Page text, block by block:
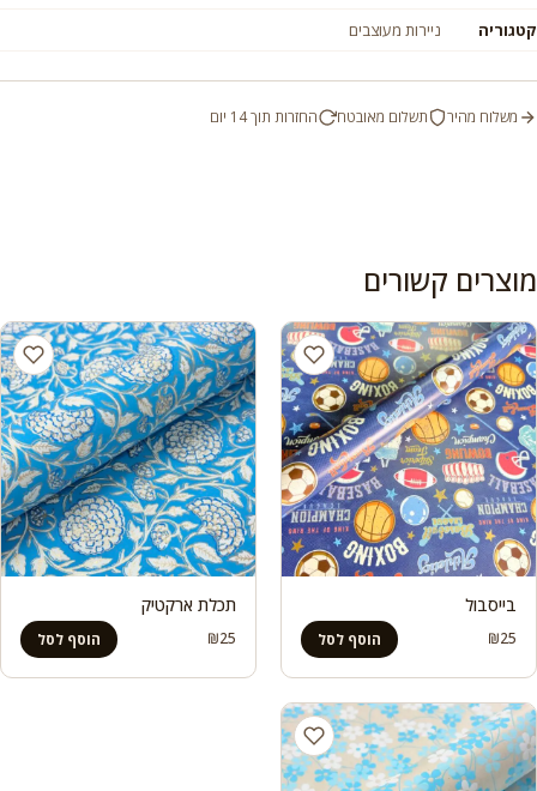
קטגוריה
ניירות מעוצבים
משלוח מהיר תשלום מאובטח החזרות תוך 14 יום
מוצרים קשורים
בייסבול
₪25 הוסף לסל
תכלת ארקטיק
₪25 הוסף לסל